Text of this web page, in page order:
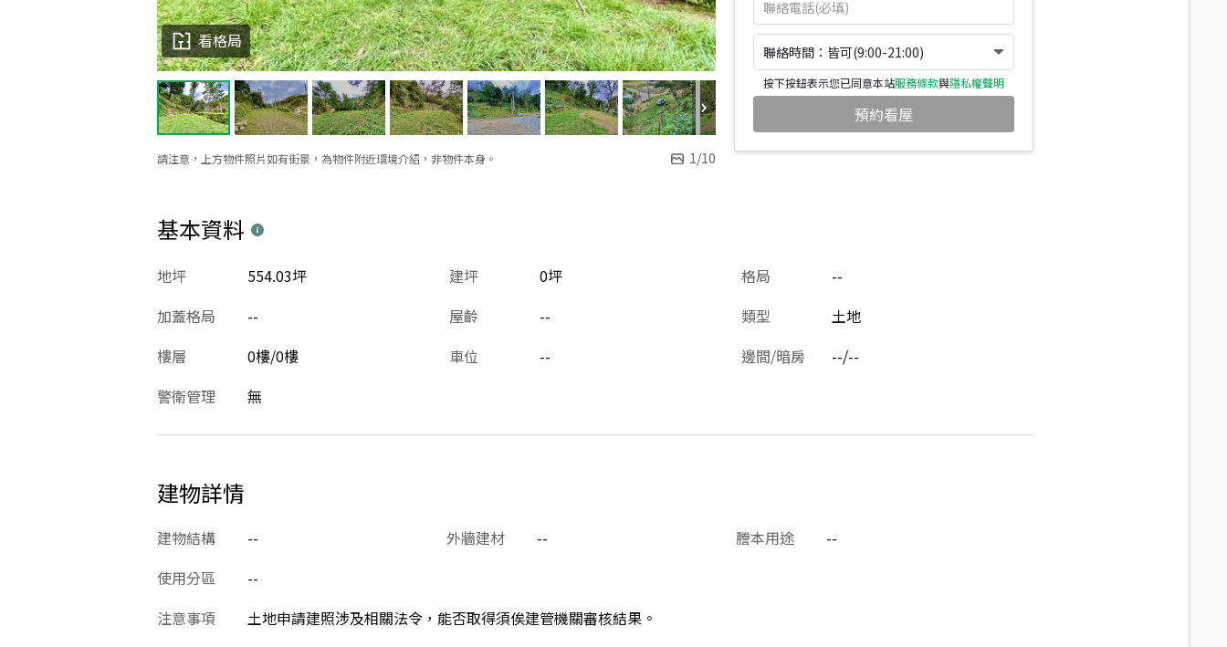
請注意，上方物件照片如有街景，為物件附近環境介紹，非物件本身。 1/10
看格局
聯絡時間：皆可(9:00-21:00)
按下按鈕表示您已同意本站服務條款與隱私權聲明
預約看屋
基本資料
建坪 0坪
地坪 554.03坪 格局
--
加蓋格局
-- 屋齡 -- 類型
土地
樓層
0樓/0樓 車位 -- 邊間/暗房
--/--
警衛管理
無
建物詳情
建物結構 -- 外牆建材 -- 謄本用途
--
使用分區
--
注意事項
土地申請建照涉及相關法令，能否取得須俟建管機關審核結果。